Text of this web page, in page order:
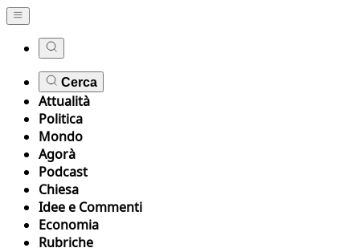
Cerca
Attualità
Politica
Mondo
Agorà
Podcast
Chiesa
Idee e Commenti
Economia
Rubriche